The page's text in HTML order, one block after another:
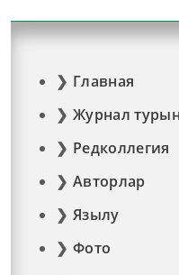
Главная
Журнал
Редколлегия
Авторлар
Язылу
Фото